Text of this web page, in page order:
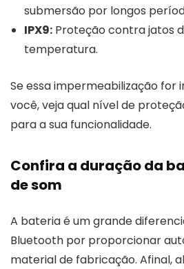
submersão por longos
IPX9: Proteção contra jatos
temperatura.
Se essa impermeabilização
você, veja qual nível de
para a sua funcionalidade.
Confira a duração da
de som
A bateria é um grande
Bluetooth por proporcionar
material de fabricação. Afinal,